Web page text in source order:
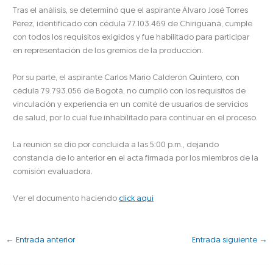
Tras el análisis, se determinó que el aspirante Álvaro José Torres
Pérez, identificado con cédula 77.103.469 de Chiriguaná, cumple
con todos los requisitos exigidos y fue habilitado para participar
en representación de los gremios de la producción.
Por su parte, el aspirante Carlos Mario Calderón Quintero, con
cédula 79.793.056 de Bogotá, no cumplió con los requisitos de
vinculación y experiencia en un comité de usuarios de servicios
de salud, por lo cual fue inhabilitado para continuar en el proceso.
La reunión se dio por concluida a las 5:00 p.m., dejando
constancia de lo anterior en el acta firmada por los miembros de la
comisión evaluadora.
Ver el documento haciendoclick aquí
← Entrada anterior Entrada siguiente →